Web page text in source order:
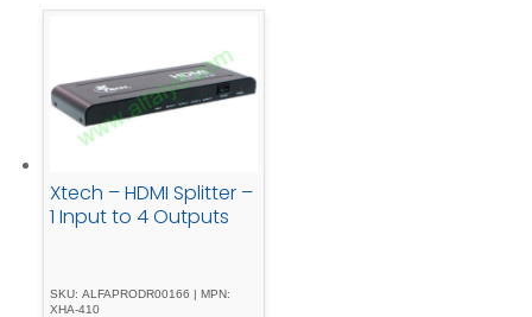
Xtech – HDMI Splitter –
1 Input to 4 Outputs
SKU: ALFAPRODR00166 | MPN:
XHA-410